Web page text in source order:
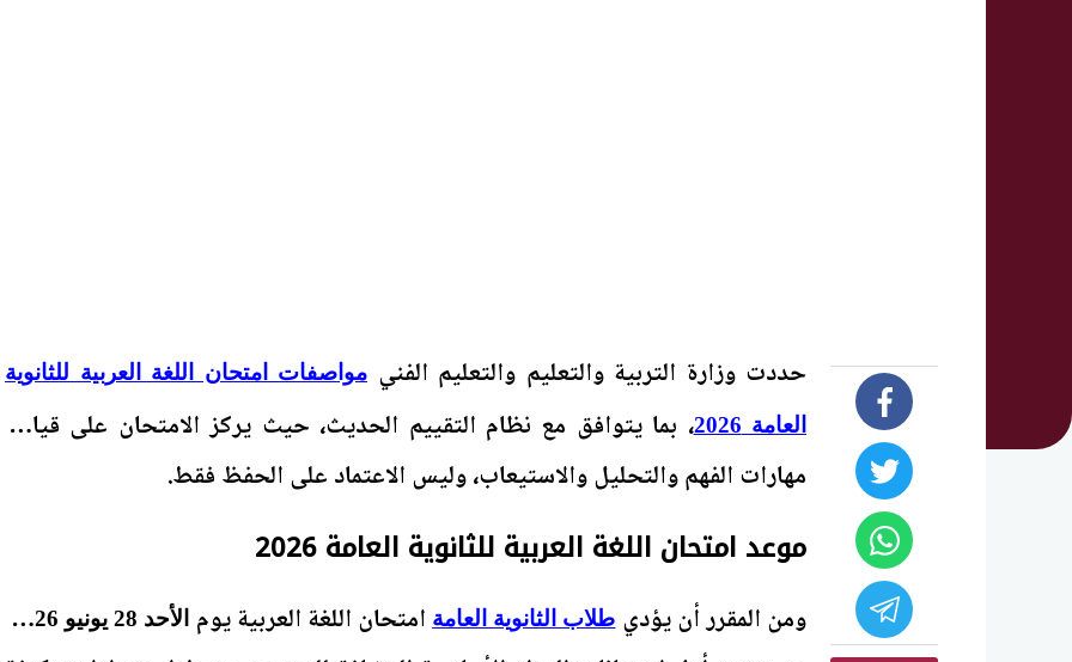
حددت وزارة التربية والتعليم والتعليم الفني مواصفات امتحان اللغة العربية للثانوية
العامة 2026
، بما يتوافق مع نظام التقييم الحديث، حيث يركز الامتحان على قياس
مهارات الفهم والتحليل والاستيعاب، وليس الاعتماد على الحفظ فقط.
موعد امتحان اللغة العربية للثانوية العامة 2026
ومن المقرر أن يؤديطلاب الثانوية العامةامتحان اللغة العربية يوم الأحد 28 يونيو 2026